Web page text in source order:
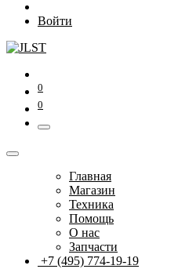
Войти
0
0
Главная
Магазин
Техника
Помощь
О нас
Запчасти
+7 (495) 774-19-19